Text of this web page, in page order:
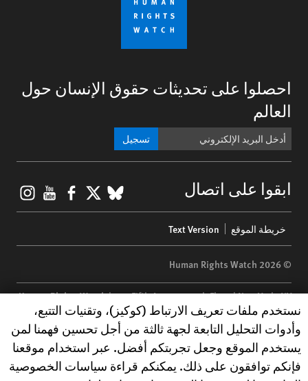
احصلوا على تحديثات حقوق الإنسان حول
العالم
تسجيل
ابقوا على اتصال BlueSky
X
menu
خريطة الموقع Text Version
© 2026 Human Rights Watch
Human Rights Watch| 350 Fifth Avenue, 34th Floor | New York,NY
10118-3299 USA|t 1.212.290.4700
Human Rights Watchis a 501(C)(3) nonprofit registered in the US
under EIN: 13-2875808
Human Rights Watch cookie preferences
نستخدم ملفات تعريف الارتباط (كوكيز)، وتقنيات التتبع،
وأدوات التحليل التابعة لجهة ثالثة من أجل تحسين فهمنا لمن
يستخدم الموقع وجعل تجربتكم أفضل. عبر استخدام موقعنا
فإنكم توافقون على ذلك. يمكنكم قراءة سياسات الخصوصية